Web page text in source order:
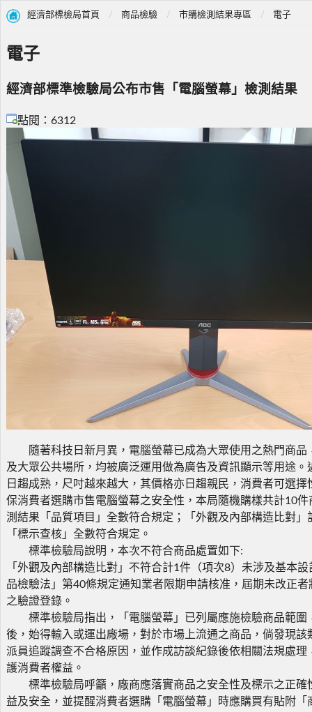
經濟部標檢局首頁 商品檢驗 市購檢測結果專區 電子
電子
經濟部標準檢驗局公布市售「電腦螢幕」檢測結果
點閱：6312
隨著科技日新月異，電腦螢幕已成為大眾使用之熱門商品
及大眾公共場所，均被廣泛運用做為廣告及資訊顯示等用途。
日趨成熟，尺吋越來越大，其價格亦日趨親民，消費者可選擇
保消費者選購市售電腦螢幕之安全性，本局隨機購樣共計10
測結果「品質項目」全數符合規定；「外觀及內部構造比對」
「標示查核」全數符合規定。
標準檢驗局說明，本次不符合商品處置如下:
「外觀及內部構造比對」不符合計1件（項次8）未涉及基本
品檢驗法」第40條規定通知業者限期申請核准，屆期未改正
之驗證登錄。
標準檢驗局指出，「電腦螢幕」已列屬應施檢驗商品範圍
後，始得輸入或運出廠場，對於市場上流通之商品，倘發現該
派員追蹤調查不合格原因，並作成訪談紀錄後依相關法規處理
護消費者權益。
標準檢驗局呼籲，廠商應落實商品之安全性及標示之正確
益及安全，並提醒消費者選購「電腦螢幕」時應購買有貼附「